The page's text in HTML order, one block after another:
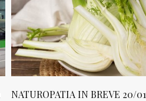
NATUROPATIA IN BREVE 20/01